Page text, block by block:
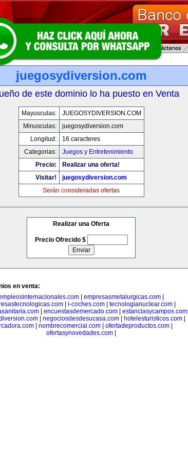
juegosydiversion.com
de este dominio lo ha puesto en Venta
Mayusculas:
JUEGOSYDIVERSION.COM
Minusculas:
juegosydiversion.com
Longitud:
16 caracteres
Categorias:
Juegos y Entretenimiento
Precio:
Realizar una oferta!
Visitar!
juegosydiversion.com
Serán consideradas ofertas
Realizar una Oferta
Precio Ofrecido $
en venta:
empresasmetalurgicas.com
i-coches.com tecnologianuclear.com
| encuestasdemercado.com| estanciasycampos.com|
negociosdesdesucasa.com hotelesturisticos.com
| nombrecomercial.com| ofertadeproductos.com|
ofertasynovedades.com